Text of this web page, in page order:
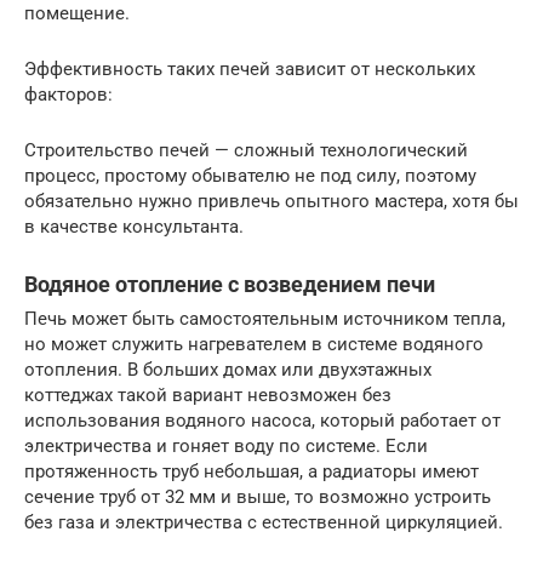
помещение.
Эффективность таких печей зависит от нескольких
факторов:
Строительство печей — сложный технологический
процесс, простому обывателю не под силу, поэтому
обязательно нужно привлечь опытного мастера, хотя бы
в качестве консультанта.
Водяное отопление с возведением печи
Печь может быть самостоятельным источником тепла,
но может служить нагревателем в системе водяного
отопления. В больших домах или двухэтажных
коттеджах такой вариант невозможен без
использования водяного насоса, который работает от
электричества и гоняет воду по системе. Если
протяженность труб небольшая, а радиаторы имеют
сечение труб от 32 мм и выше, то возможно устроить
без газа и электричества с естественной циркуляцией.